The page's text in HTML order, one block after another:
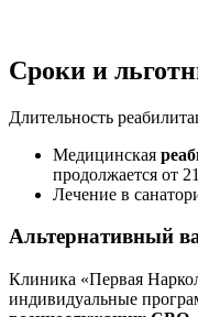
Сроки и
Длительность
Медицинская
продолжается от
Лечение в
Альтернативный
Клиника «Первая
индивидуальные